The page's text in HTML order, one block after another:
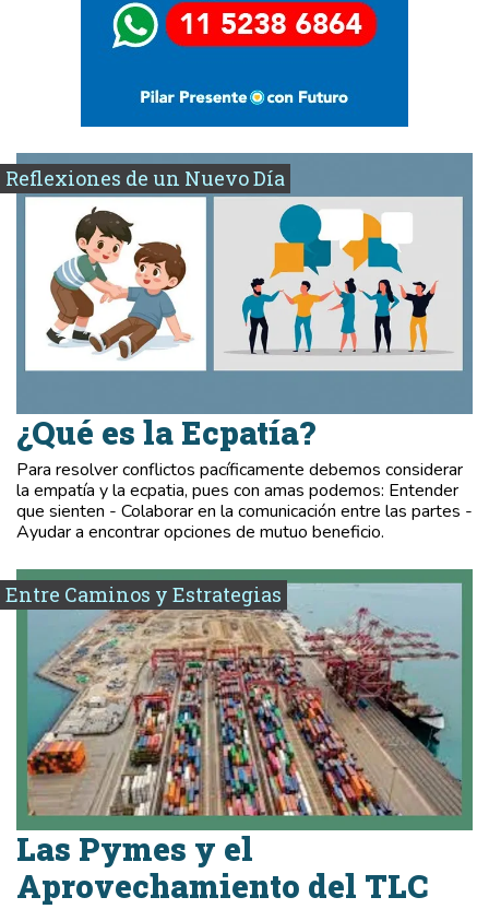
Reflexiones de un Nuevo Día
¿Qué es la Ecpatía?
Para resolver conflictos pacíficamente debemos considerar
la empatía y la ecpatia, pues con amas podemos: Entender
que sienten - Colaborar en la comunicación entre las partes -
Ayudar a encontrar opciones de mutuo beneficio.
Entre Caminos y Estrategias
Las Pymes y el
Aprovechamiento del TLC